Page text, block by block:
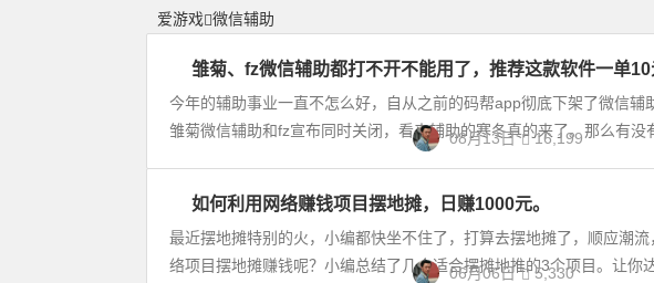
爱游戏 微信辅助
赚
钱
攻
雏菊、fz微信辅助都打不开不能用了，推荐这款软件一单10
今年的辅助事业一直不怎么好，自从之前的码帮app彻底下架了微信
雏菊微信辅助和fz宣布同时关闭，看来辅助的寒冬真的来了。那么有没
08月13日 16,199
赚
钱
攻
如何利用网络赚钱项目摆地摊，日赚1000元。
最近摆地摊特别的火，小编都快坐不住了，打算去摆地摊了，顺应潮
络项目摆地摊赚钱呢？小编总结了几个适合摆摊地推的3个项目。让你
06月06日 5,330